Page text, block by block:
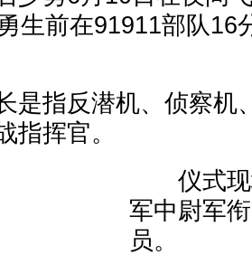
生前在91911部队16
指反潜机、侦察机
指挥官。
仪式现
军中尉军
员。